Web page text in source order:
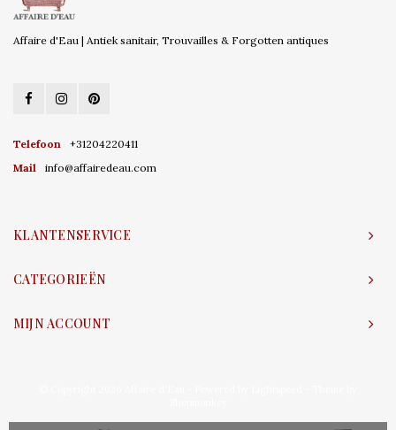
Affaire d'Eau | Antiek sanitair, Trouvailles & Forgotten antiques
Telefoon
+31204220411
Mail
info@affairedeau.com
KLANTENSERVICE
CATEGORIEËN
MIJN ACCOUNT